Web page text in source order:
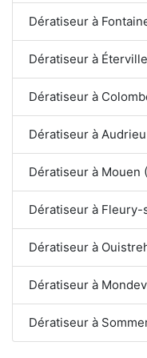
Dératiseur à
Dératiseur à
Dératiseur à
Dératiseur à
Dératiseur à Mouen
Dératiseur à Fleury-
Dératiseur à
Dératiseur à
Dératiseur à